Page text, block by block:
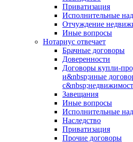
Приватизация
Исполнительные
Отчуждение
Иные вопросы
Нотариус отвечает
Брачные договоры
Доверенности
Договоры купли-
и&nbsp;иные
Завещания
Иные вопросы
Исполнительные
Наследство
Приватизация
Прочие договоры